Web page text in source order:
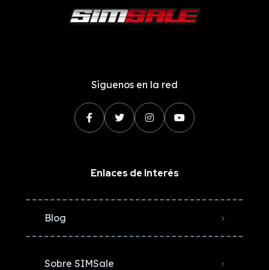
Síguenos en la red
Enlaces de Interés
Blog
Sobre SIMSale